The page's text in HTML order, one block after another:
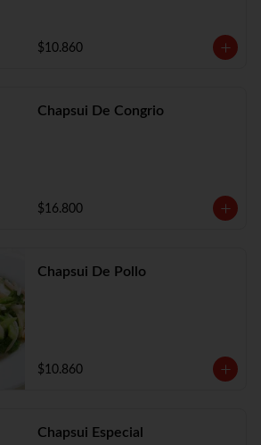
$10.860
Chapsui De Congrio
$16.800
Chapsui De Pollo
$10.860
Chapsui Especial